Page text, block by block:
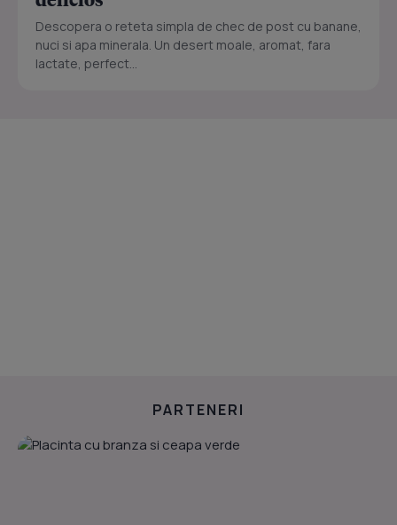
Descopera o reteta simpla de chec de post cu banane,
nuci si apa minerala. Un desert moale, aromat, fara
lactate, perfect...
PARTENERI